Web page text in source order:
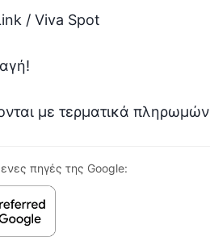
/ Viva Spot
με τερματικά πληρωμών
πηγές της Google: